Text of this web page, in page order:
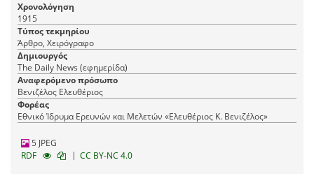
Χρονολόγηση
1915
Τύπος τεκμηρίου
Άρθρο, Χειρόγραφο
Δημιουργός
The Daily News (εφημερίδα)
Αναφερόμενο πρόσωπο
Βενιζέλος Ελευθέριος
Φορέας
Εθνικό Ίδρυμα Ερευνών και Μελετών «Ελευθέριος Κ. Βενιζέλος»
5 JPEG
RDF
| CC BY-NC 4.0